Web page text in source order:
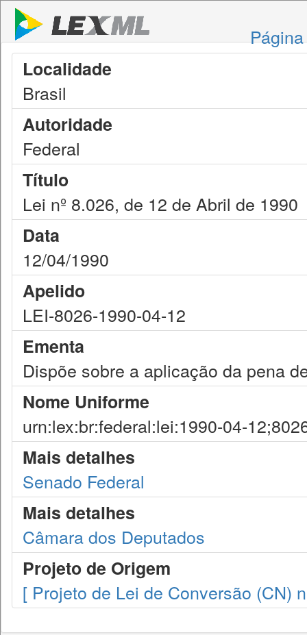
Localidade
Brasil
Autoridade
Federal
Título
Lei nº 8.026, de 12 de Abril de 1990
Data
12/04/1990
Apelido
LEI-8026-1990-04-12
Ementa
Dispõe sobre a aplicação da pena
Nome Uniforme
urn:lex:br:federal:lei:1990-04-
Mais detalhes
Senado Federal
Mais detalhes
Câmara dos Deputados
Projeto de Origem
[ Projeto de Lei de Conversão (CN)